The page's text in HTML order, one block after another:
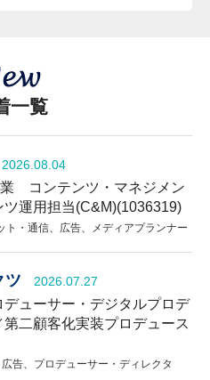
一覧
2026.08.04
業 コンテンツ・マネジメン
ツ運用担当(C&M)(1036319)
ト・通信 広告 メディアプランナー
ツ 2026.07.27
ューサー・デジタルプロデ
二顧客化実装プロデュース
広告
プロデューサー・ディレクタ